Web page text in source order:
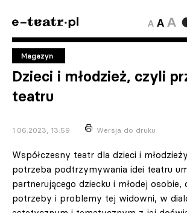
Magazyn
Dzieci i młodzież, czyli
teatru
1.06.2023, 13:59 Wersja do druku
Współczesny teatr dla dzieci i
potrzeba podtrzymywania idei teatru
partnerującego dziecku i młodej osobie,
potrzeby i problemy tej widowni, w